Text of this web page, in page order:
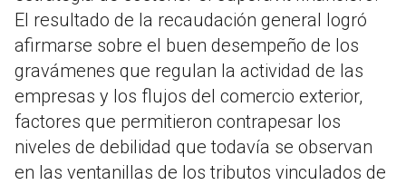
El resultado de la recaudación general logró
afirmarse sobre el buen desempeño de los
gravámenes que regulan la actividad de las
empresas y los flujos del comercio exterior,
factores que permitieron contrapesar los
niveles de debilidad que todavía se observan
en las ventanillas de los tributos vinculados de